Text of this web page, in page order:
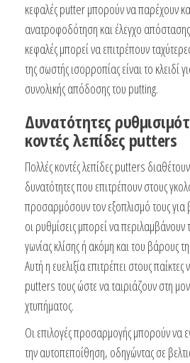
κεφαλές putter μπορούν να παρέχουν
ανατροφοδότηση και έλεγχο
κεφαλές μπορεί να επιτρέπουν
της σωστής ισορροπίας είναι το κλειδί
συνολικής απόδοσης του putting.
Δυνατότητες
κοντές λεπίδες putters
Πολλές κοντές λεπίδες putters
δυνατότητες που επιτρέπουν στους
προσαρμόσουν τον εξοπλισμό τους για
οι ρυθμίσεις μπορεί να περιλαμβάνουν
γωνίας κλίσης ή ακόμη και του βάρους
Αυτή η ευελιξία επιτρέπει στους
putters τους ώστε να ταιριάζουν στη
χτυπήματος.
Οι επιλογές προσαρμογής μπορούν να
την αυτοπεποίθηση, οδηγώντας σε